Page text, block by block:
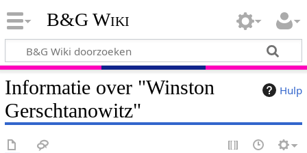
B&G Wiki
Hulp
Informatie over "Winston
Gerschtanowitz"